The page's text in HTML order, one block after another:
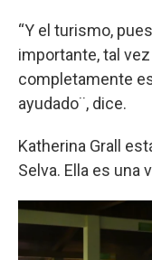
“Y el turismo,
importante, tal
completamente
ayudado¨, dice.
Katherina Grall
Selva. Ella es